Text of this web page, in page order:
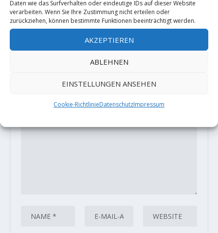
Daten wie das Surfverhalten oder eindeutige IDs auf dieser Website
verarbeiten. Wenn Sie Ihre Zustimmung nicht erteilen oder
zurückziehen, können bestimmte Funktionen beeinträchtigt werden.
AKZEPTIEREN
ABLEHNEN
EINSTELLUNGEN ANSEHEN
Cookie-RichtlinieDatenschutzImpressum
17. April 2020
HINTERLASSE EINE ANTWORT
Deine E-Mail-Adresse wird nicht
*markiert